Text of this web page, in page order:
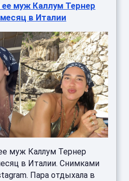
муж Каллум Тернер
в Италии
муж Каллум Тернер
в Италии. Снимками
Пара отдыхала в